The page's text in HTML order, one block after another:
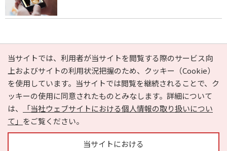
PAGE TOP
当サイトでは、利用者が当サイトを閲覧する際のサービス向
上およびサイトの利用状況把握のため、クッキー（Cookie）
を使用しています。当サイトでは閲覧を継続されることで、ク
ッキーの使用に同意されたものとみなします。詳細について
は、
「当社ウェブサイトにおける個人情報の取り扱いについ
て」 をご覧ください。
当サイトにおける
e-NAVITA（イーナビタ）とは？ お気に入り
ヘルプ
利用規約
個人情報の取り扱いについて
運営会社
サイトマップ
広告掲載に関するお問い合わせ